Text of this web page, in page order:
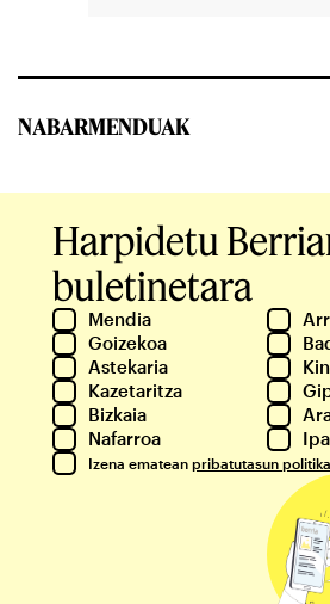
NABARMENDUAK
Harpidetu
buletinetara
Mendia
Goizekoa
Astekaria
Kazetaritza
Bizkaia
Nafarroa
Izena ematean pribatutasun politika